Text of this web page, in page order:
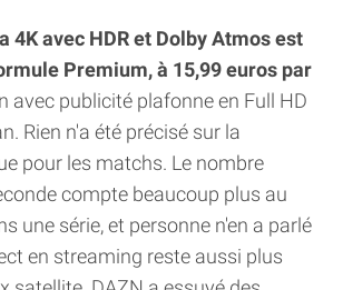
4K avec HDR et Dolby Atmos est
Premium, à 15,99 euros par
avec publicité plafonne en Full HD
Rien n'a été précisé sur la
pour les matchs. Le nombre
compte beaucoup plus au
une série, et personne n'en a parlé
en streaming reste aussi plus